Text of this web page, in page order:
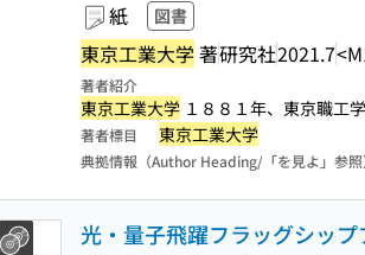
紙 図書
東京工業大学 著研究社2021.7
著者紹介
東京工業大学 １８８１年、東京職工
著者標目 東京工業大学
典拠情報（Author Heading/「を見よ」参照
光・量子飛躍フラッグシッ